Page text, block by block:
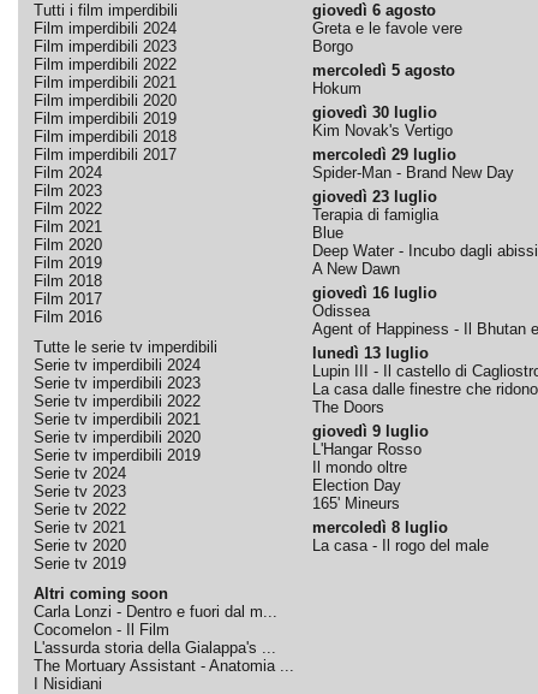
Tutti i film imperdibili
Film imperdibili 2024
Film imperdibili 2023
Film imperdibili 2022
Film imperdibili 2021
Film imperdibili 2020
Film imperdibili 2019
Film imperdibili 2018
Film imperdibili 2017
Film 2024
Film 2023
Film 2022
Film 2021
Film 2020
Film 2019
Film 2018
Film 2017
Film 2016
Tutte le serie tv imperdibili
Serie tv imperdibili 2024
Serie tv imperdibili 2023
Serie tv imperdibili 2022
Serie tv imperdibili 2021
Serie tv imperdibili 2020
Serie tv imperdibili 2019
Serie tv 2024
Serie tv 2023
Serie tv 2022
Serie tv 2021
Serie tv 2020
Serie tv 2019
Altri coming soon
Carla Lonzi - Dentro e fuori dal m...
Cocomelon - Il Film
L'assurda storia della Gialappa's ...
The Mortuary Assistant - Anatomia ...
I Nisidiani
giovedì 6 agosto
Greta e le favole vere
Borgo
mercoledì 5 agosto
Hokum
giovedì 30 luglio
Kim Novak's Vertigo
mercoledì 29 luglio
Spider-Man - Brand New Day
giovedì 23 luglio
Terapia di famiglia
Blue
Deep Water - Incubo dagli abissi
A New Dawn
giovedì 16 luglio
Odissea
Agent of Happiness - Il Bhutan
lunedì 13 luglio
Lupin III - Il castello di
La casa dalle finestre che ridono
The Doors
giovedì 9 luglio
L'Hangar Rosso
Il mondo oltre
Election Day
165' Mineurs
mercoledì 8 luglio
La casa - Il rogo del male